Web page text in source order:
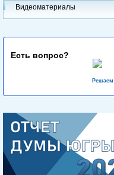
Видеоматериалы
Есть вопрос?
Решаем